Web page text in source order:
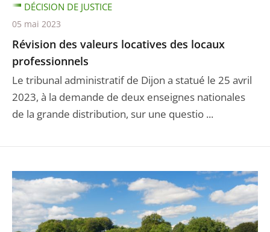
Révision des valeurs locatives des locaux
professionnels
Le tribunal administratif de Dijon a statué le 25 avril
2023, à la demande de deux enseignes nationales
de la grande distribution, sur une questio ...
DÉCISION DE JUSTICE
05 mai 2023